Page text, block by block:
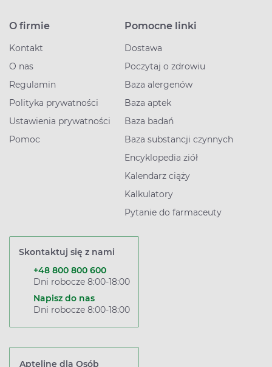
O firmie
Kontakt
O nas
Regulamin
Polityka prywatności
Ustawienia prywatności
Pomoc
Pomocne linki
Dostawa
Poczytaj o zdrowiu
Baza alergenów
Baza aptek
Baza badań
Baza substancji czynnych
Encyklopedia ziół
Kalendarz ciąży
Kalkulatory
Pytanie do farmaceuty
Skontaktuj się z nami
+48 800 800 600
Dni robocze 8:00-18:00
Napisz do nas
Dni robocze 8:00-18:00
Apteline dla Osób